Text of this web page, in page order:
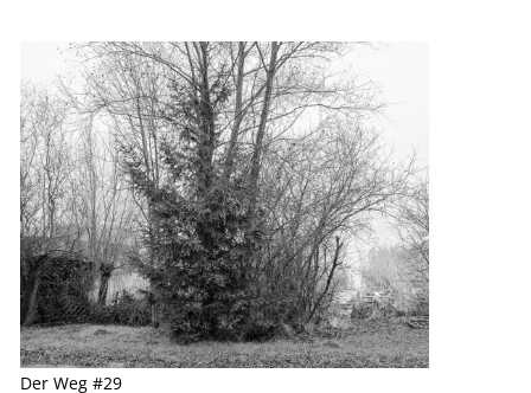
Der Weg #29